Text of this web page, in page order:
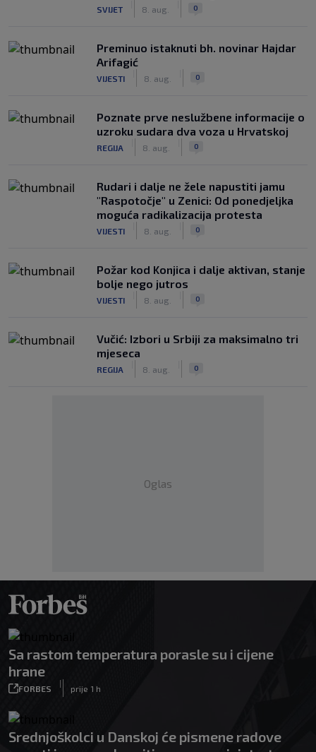
SVIJET 8. aug. 0
Preminuo istaknuti bh. novinar Hajdar
Arifagić
VIJESTI 8. aug. 0
Poznate prve neslužbene informacije o
uzroku sudara dva voza u Hrvatskoj
REGIJA 8. aug. 0
Rudari i dalje ne žele napustiti jamu
"Raspotočje" u Zenici: Od ponedjeljka
moguća radikalizacija protesta
VIJESTI 8. aug. 0
Požar kod Konjica i dalje aktivan, stanje
bolje nego jutros
VIJESTI 8. aug. 0
Vučić: Izbori u Srbiji za maksimalno tri
mjeseca
REGIJA 8. aug. 0
Oglas
Sa rastom temperatura porasle su i cijene
hrane
FORBES
|
prije 1 h
Srednjoškolci u Danskoj će pismene radove